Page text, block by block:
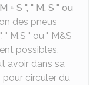
S ", " M. S " ou
des pneus
M.S " ou " M&S
possibles.
avoir dans sa
pour circuler du